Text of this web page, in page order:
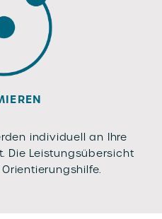
individuell an Ihre
Die Leistungsübersicht